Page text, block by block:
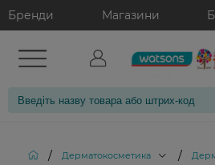
Бренди Магазини
/ Дерматокосметика /